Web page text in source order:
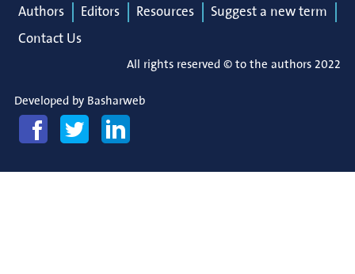
Authors
Editors Resources
Suggest a new term
Contact Us
All rights reserved © to the authors 2022
Developed by Basharweb